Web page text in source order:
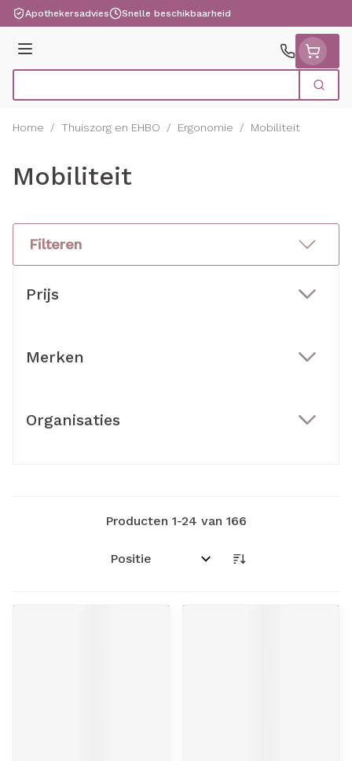
Ga naar de inhoud
Apothekersadvies Snelle beschikbaarheid
Menu
Zoek
Home / Thuiszorg en EHBO / Ergonomie / Mobiliteit
Mobiliteit
Filteren
Prijs
Merken
Organisaties
Producten 1-24 van 166
Sorteer op: